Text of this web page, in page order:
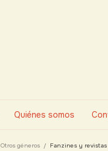
Quiénes somos
Otros géneros / Fanzines y revistas